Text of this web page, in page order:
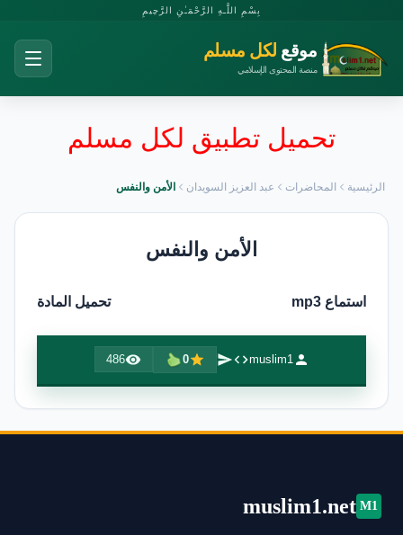
بِسْمِ اللَّـهِ الرَّحْمَـٰنِ الرَّحِيمِ
موقع لكل مسلم
منصة المحتوى الإسلامي
تحميل تطبيق لكل مسلم
الرئيسية المحاضرات عبد العزيز السويدان الأمن والنفس
الأمن والنفس
استماع mp3 تحميل المادة
muslim1
0
486
M1
muslim1.net